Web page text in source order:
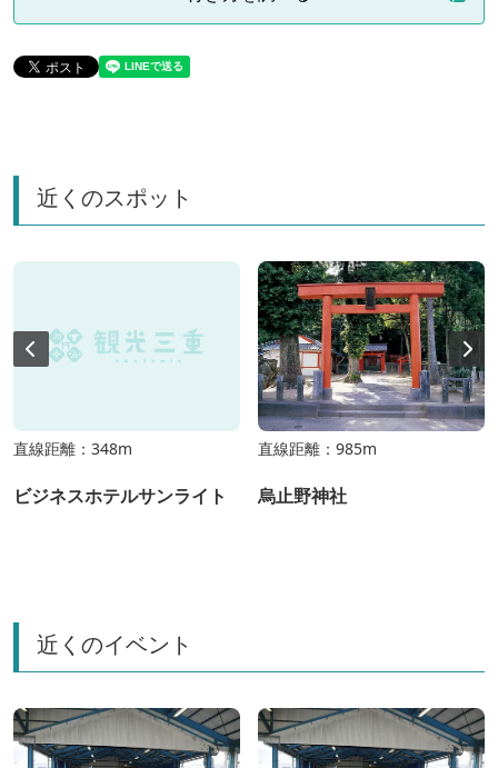
近くのスポット
直線距離：348m
ビジネスホテルサンライト
直線距離：985m
烏止野神社
近くのイベント